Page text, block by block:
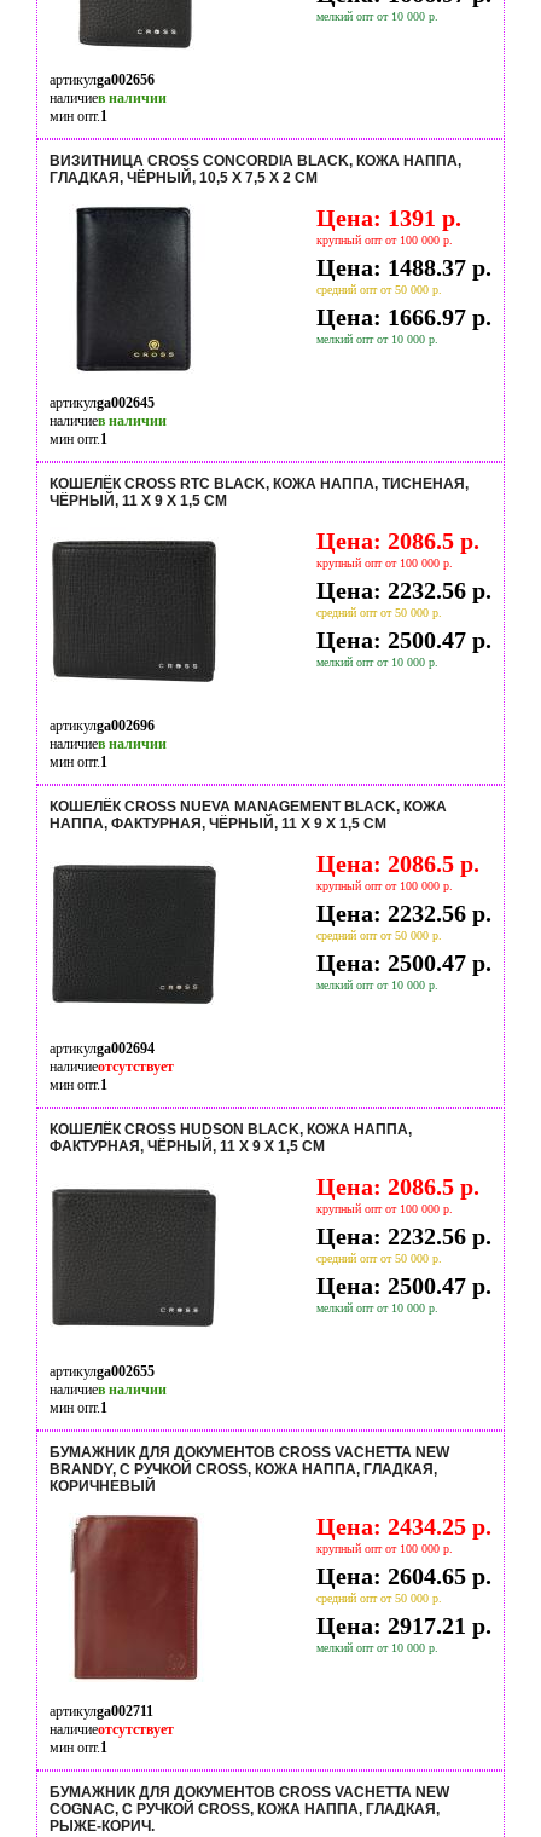
мелкий опт от 10 000 р.
артикулga002656
наличиев наличии
мин опт.1
ВИЗИТНИЦА CROSS CONCORDIA BLACK, КОЖА НАППА,
ГЛАДКАЯ, ЧЁРНЫЙ, 10,5 Х 7,5 Х 2 СМ
Цена: 1391 р.
крупный опт от 100 000 р.
Цена: 1488.37 р.
средний опт от 50 000 р.
Цена: 1666.97 р.
мелкий опт от 10 000 р.
артикулga002645
наличиев наличии
мин опт.1
КОШЕЛЁК CROSS RTC BLACK, КОЖА НАППА, ТИСНЕНАЯ,
ЧЁРНЫЙ, 11 Х 9 Х 1,5 СМ
Цена: 2086.5 р.
крупный опт от 100 000 р.
Цена: 2232.56 р.
средний опт от 50 000 р.
Цена: 2500.47 р.
мелкий опт от 10 000 р.
артикулga002696
наличиев наличии
мин опт.1
КОШЕЛЁК CROSS NUEVA MANAGEMENT BLACK, КОЖА
НАППА, ФАКТУРНАЯ, ЧЁРНЫЙ, 11 Х 9 Х 1,5 СМ
Цена: 2086.5 р.
крупный опт от 100 000 р.
Цена: 2232.56 р.
средний опт от 50 000 р.
Цена: 2500.47 р.
мелкий опт от 10 000 р.
артикулga002694
наличиеотсутствует
мин опт.1
КОШЕЛЁК CROSS HUDSON BLACK, КОЖА НАППА,
ФАКТУРНАЯ, ЧЁРНЫЙ, 11 Х 9 Х 1,5 СМ
Цена: 2086.5 р.
крупный опт от 100 000 р.
Цена: 2232.56 р.
средний опт от 50 000 р.
Цена: 2500.47 р.
мелкий опт от 10 000 р.
артикулga002655
наличиев наличии
мин опт.1
БУМАЖНИК ДЛЯ ДОКУМЕНТОВ CROSS VACHETTA NEW
BRANDY, С РУЧКОЙ CROSS, КОЖА НАППА, ГЛАДКАЯ,
КОРИЧНЕВЫЙ
Цена: 2434.25 р.
крупный опт от 100 000 р.
Цена: 2604.65 р.
средний опт от 50 000 р.
Цена: 2917.21 р.
мелкий опт от 10 000 р.
артикулga002711
наличиеотсутствует
мин опт.1
БУМАЖНИК ДЛЯ ДОКУМЕНТОВ CROSS VACHETTA NEW
COGNAC, С РУЧКОЙ CROSS, КОЖА НАППА, ГЛАДКАЯ,
РЫЖЕ-КОРИЧ.